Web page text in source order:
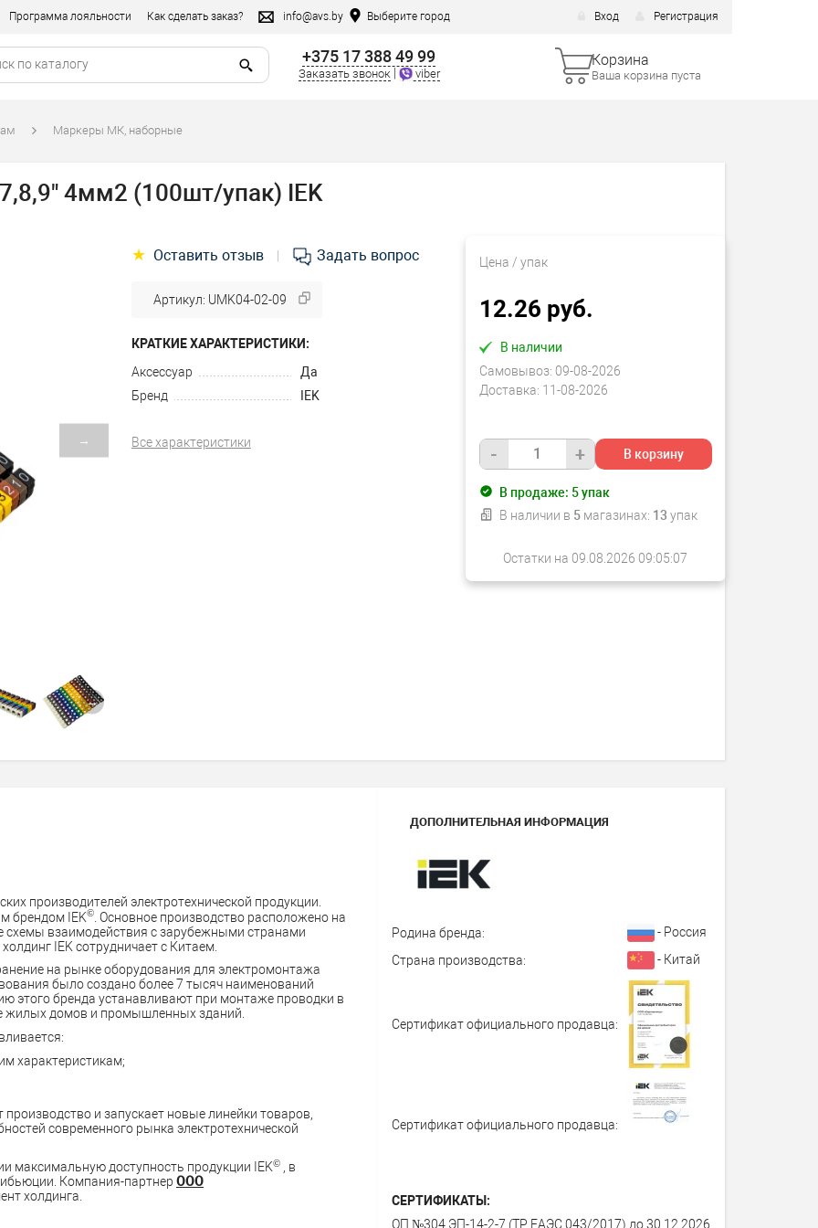
Программа лояльности Как сделать заказ? info@avs.by Выберите город Вход Регистрация
+375 17 388 49 99
Заказать звонок viber
Корзина
Ваша корзина пуста
Маркеры МК, наборные
4мм2 (100шт/упак) IEK
→
→
Цена / упак
12.26 руб.
В наличии
Самовывоз: 09-08-2026
Доставка: 11-08-2026
- + В корзину
В продаже: 5упак
В наличии в 5 магазинах: 13 упак
Остатки на 09.08.2026 09:05:07
★ Оставить отзыв Задать вопрос
Артикул: UMK04-02-09
КРАТКИЕ ХАРАКТЕРИСТИКИ:
Аксессуар
Да
Бренд
IEK
Все характеристики
производителей электротехнической продукции.
брендом IEK© . Основное производство расположено на
схемы взаимодействия с зарубежными странами
IEK сотрудничает с Китаем.
на рынке оборудования для электромонтажа
было создано более 7 тысяч наименований
этого бренда устанавливают при монтаже проводки в
жилых домов и промышленных зданий.
характеристикам;
и запускает новые линейки товаров,
современного рынка электротехнической
максимальную доступность продукции IEK©
, в
Компания-партнер ООО
холдинга.
ДОПОЛНИТЕЛЬНАЯ ИНФОРМАЦИЯ
Родина бренда:
- Россия
Страна производства:
- Китай
Сертификат официального продавца:
Сертификат официального продавца:
СЕРТИФИКАТЫ:
ОП №304 ЭП-14-2-7 (ТР ЕАЭС 043/2017) до 30.12.2026